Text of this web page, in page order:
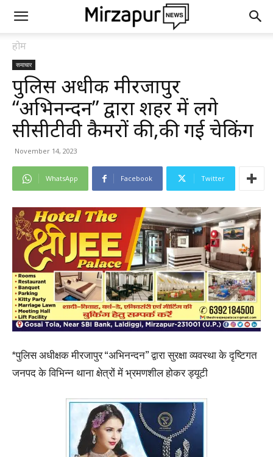
होम
समाचार
पुलिस अधीक्षक मीरजापुर
“अभिनन्दन” द्वारा शहर में लगे
सीसीटीवी कैमरों की,की गई चेकिंग
November 14, 2023
WhatsApp Facebook Twitter
*पुलिस अधीक्षक मीरजापुर “अभिनन्दन” द्वारा सुरक्षा व्यवस्था के दृष्टिगत
जनपद के विभिन्न थाना क्षेत्रों में भ्रमणशील होकर ड्यूटी